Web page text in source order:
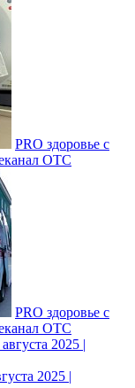
PRO здоровье с
ОТС
PRO здоровье с
ОТС
2025 |